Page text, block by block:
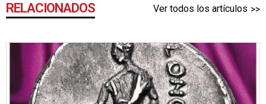
RELACIONADOS Ver todos los artículos